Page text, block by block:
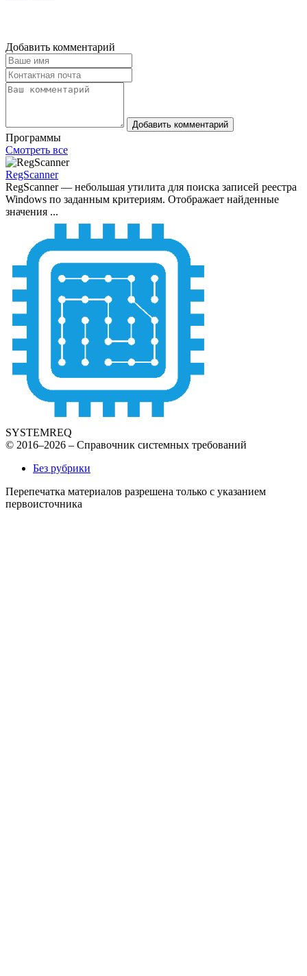
Добавить комментарий
Добавить комментарий
Программы
Смотреть все
RegScanner
RegScanner — небольшая утилита для поиска записей реестра
Windows по заданным критериям. Отображает найденные
значения ...
SYSTEMREQ
© 2016–2026 – Справочник системных требований
Без рубрики
Перепечатка материалов разрешена только с указанием
первоисточника